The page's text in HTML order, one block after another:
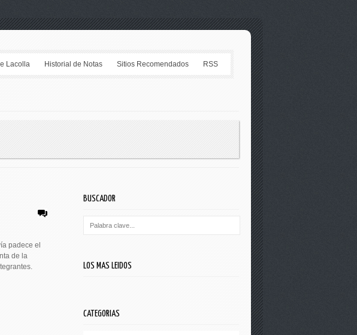
Lacolla Historial de Notas Sitios Recomendados RSS
padece el
de la
BUSCADOR
LOS MAS LEIDOS
CATEGORIAS